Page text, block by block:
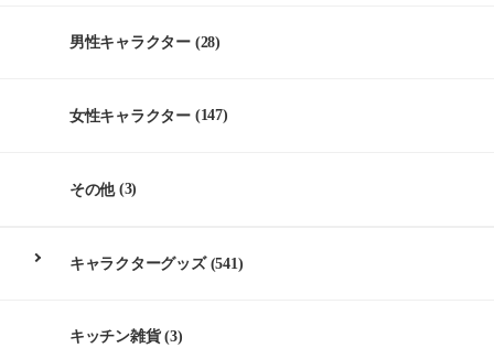
男性キャラクター (28)
女性キャラクター (147)
その他(3)
キャラクターグッズ(541)
キッチン雑貨(3)